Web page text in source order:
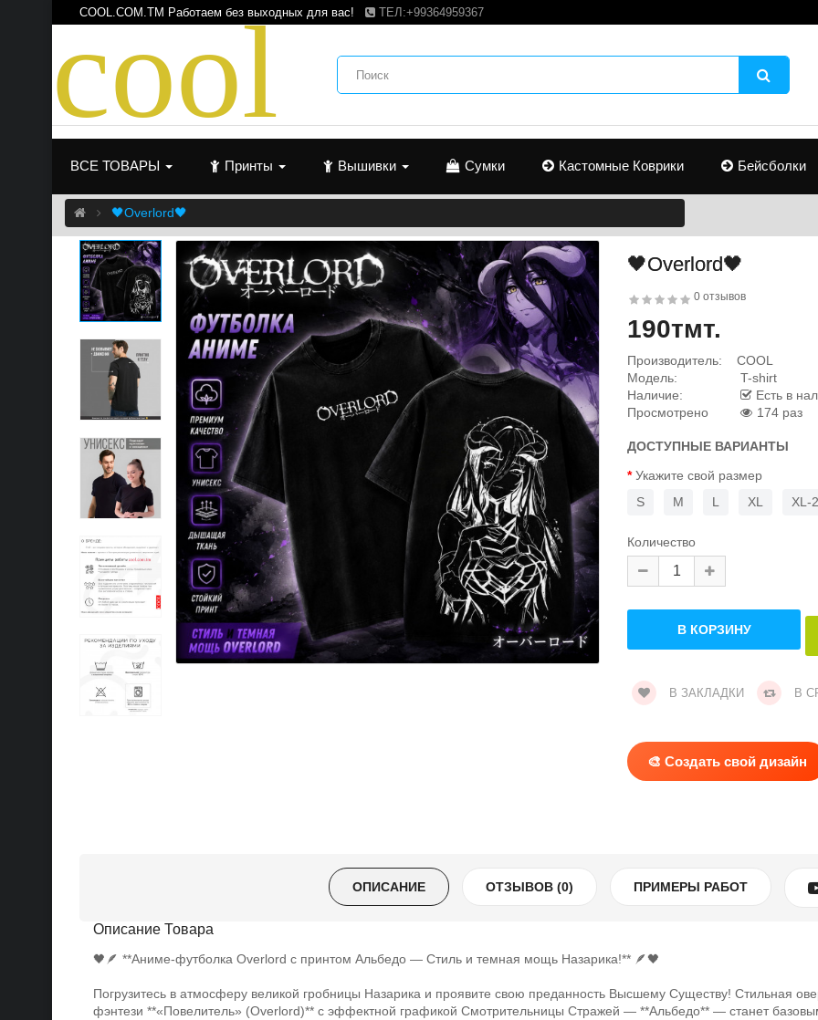
cool
COOL.COM.TM Работаем без выходных для вас! ТЕЛ:+99364959367
ВСЕ ТОВАРЫ Принты Вышивки Сумки Кастомные Коврики Бейсболки
🖤Overlord🖤
🖤Overlord🖤
0 отзывов
190тмт.
Производитель:
COOL
Модель:
T-shirt
Наличие:
Есть в
Просмотрено
174 раз
ДОСТУПНЫЕ ВАРИАНТЫ
Укажите свой размер
S M L XL XL-2
Количество
В ЗАКЛАДКИ В
🎨 Создать свой дизайн
ОПИСАНИЕ ОТЗЫВОВ (0) ПРИМЕРЫ РАБОТ
Описание Товара
🖤🪶 **Аниме-футболка Overlord с принтом Альбедо — Стиль и темная мощь Назарика!** 🪶🖤
Погрузитесь в атмосферу великой гробницы Назарика и проявите свою преданность Высшему Существу! Стильная
фэнтези **«Повелитель» (Overlord)** с эффектной графикой Смотрительницы Стражей — **Альбедо** — станет